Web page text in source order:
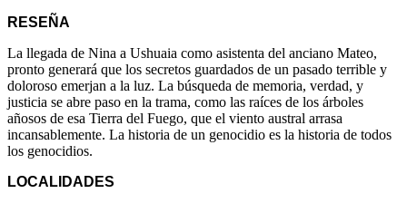
RESEÑA
La llegada de Nina a Ushuaia como asistenta del anciano Mateo,
pronto generará que los secretos guardados de un pasado terrible y
doloroso emerjan a la luz. La búsqueda de memoria, verdad, y
justicia se abre paso en la trama, como las raíces de los árboles
añosos de esa Tierra del Fuego, que el viento austral arrasa
incansablemente. La historia de un genocidio es la historia de todos
los genocidios.
LOCALIDADES